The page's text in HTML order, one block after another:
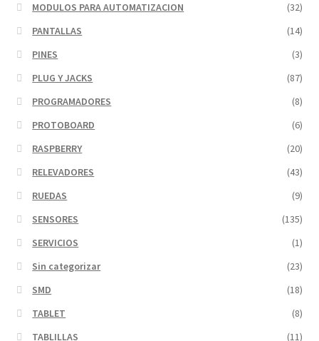
MODULOS PARA AUTOMATIZACION
(32)
PANTALLAS
(14)
PINES
(3)
PLUG Y JACKS
(87)
PROGRAMADORES
(8)
PROTOBOARD
(6)
RASPBERRY
(20)
RELEVADORES
(43)
RUEDAS
(9)
SENSORES
(135)
SERVICIOS
(1)
Sin categorizar
(23)
SMD
(18)
TABLET
(8)
TABLILLAS
(11)